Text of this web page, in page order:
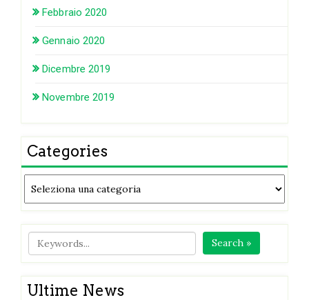
Febbraio 2020
Gennaio 2020
Dicembre 2019
Novembre 2019
Categories
Search »
Ultime News